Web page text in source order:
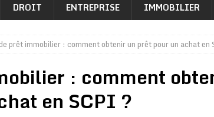
DROIT ENTREPRISE IMMOBILIER
prêt immobilier : comment obtenir un prêt pour un achat en
: comment
en SCPI ?